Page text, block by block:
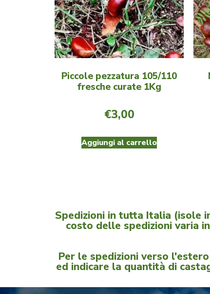
Piccole pezzatura 105/110
fresche curate 1Kg
€3,00
Aggiungi al carrello
Spedizioni in tutta Italia (isole
costo delle spedizioni varia
Per le spedizioni verso
ed indicare la quantità di